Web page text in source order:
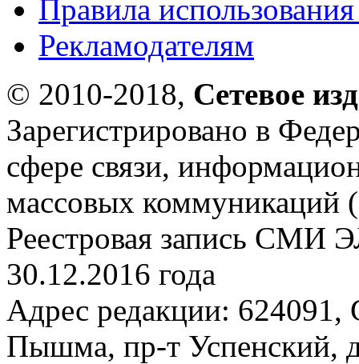
Правила
Рекламодателям
© 2010-2018, Сетевое
Зарегистрировано в
сфере связи,
массовых коммуникаций
Реестровая запись СМИ
30.12.2016 года
Адрес редакции: 624091,
Пышма, пр-т Успенский,